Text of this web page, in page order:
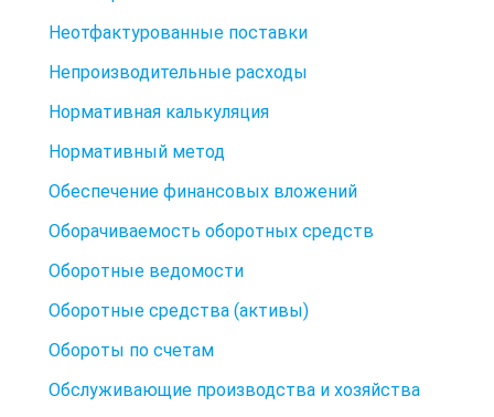
Неотфактурованные поставки
Непроизводительные расходы
Нормативная калькуляция
Нормативный метод
Обеспечение финансовых вложений
Оборачиваемость оборотных средств
Оборотные ведомости
Оборотные средства (активы)
Обороты по счетам
Обслуживающие производства и хозяйства